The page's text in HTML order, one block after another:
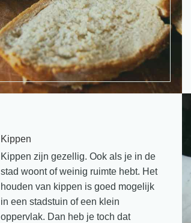
Kippen
Kippen zijn gezellig. Ook als je in de
stad woont of weinig ruimte hebt. Het
houden van kippen is goed mogelijk
in een stadstuin of een klein
oppervlak. Dan heb je toch dat